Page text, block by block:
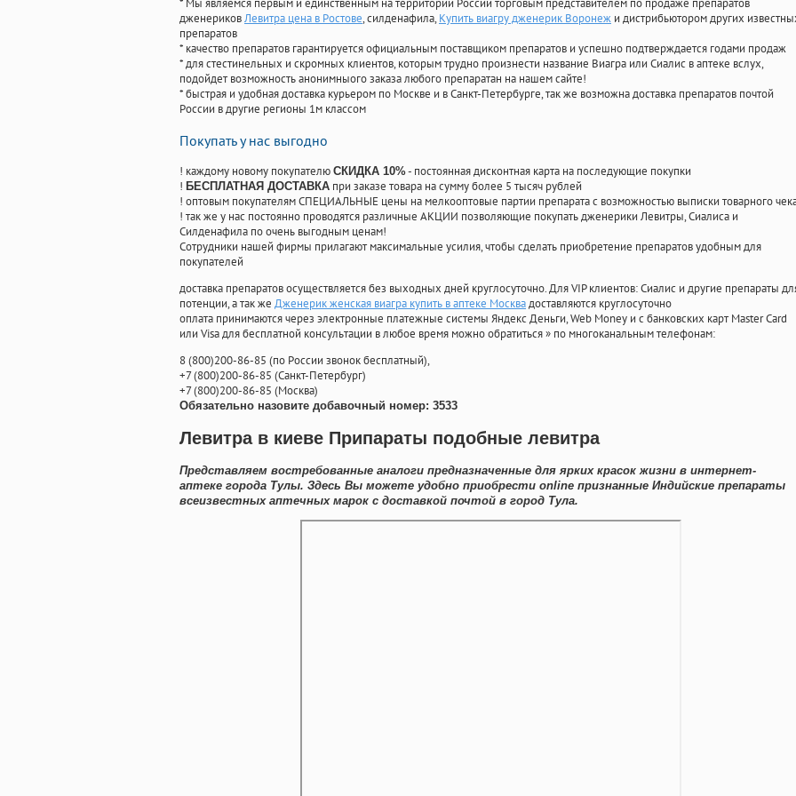
* Мы являемся первым и единственным на территории России торговым представителем по продаже препаратов
дженериковЛевитра цена в Ростове, силденафила, Купить виагру дженерик Воронеж и дистрибьютором других
препаратов
* качество препаратов гарантируется официальным поставщиком препаратов и успешно подтверждается годами продаж
* для стестинельных и скромных клиентов, которым трудно произнести название Виагра или Сиалис в аптеке вслух,
подойдет возможность анонимныого заказа любого препаратан на нашем сайте!
* быстрая и удобная доставка курьером по Москве и в Санкт-Петербурге, так же возможна доставка препаратов почтой
России в другие регионы 1м классом
Покупать у нас выгодно
! каждому новому покупателю СКИДКА 10%- постоянная дисконтная карта на последующие покупки
! БЕСПЛАТНАЯ ДОСТАВКА при заказе товара на сумму более 5 тысяч рублей
! оптовым покупателям СПЕЦИАЛЬНЫЕ цены на мелкооптовые партии препарата с возможностью выписки товарного
! так же у нас постоянно проводятся различные АКЦИИ позволяющие покупать дженерики Левитры, Сиалиса и
Силденафила по очень выгодным ценам!
Cотрудники нашей фирмы прилагают максимальные усилия, чтобы сделать приобретение препаратов удобным для
покупателей
доставка препаратов осуществляется без выходных дней круглосуточно. Для VIP клиентов: Сиалис и другие препараты
потенции, а так же Дженерик женская виагра купить в аптеке Москвадоставляются круглосуточно
оплата принимаются через электронные платежные системы Яндекс Деньги, Web Money и с банковских карт Master Card
или Visa для бесплатной консультации в любое время можно обратиться» по многоканальным телефонам:
8(800)200-86-85 (по России звонок бесплатный),
+7(800)200-86-85 (Санкт-Петербург)
+7(800)200-86-85 (Москва)
Обязательно назовите добавочный номер: 3533
Левитра в киеве Припараты подобные левитра
Представляем востребованные аналоги предназначенные для ярких красок жизни в интернет-
аптеке города Тулы. Здесь Вы можете удобно приобрести online признанные Индийские препараты
всеизвестных аптечных марок с доставкой почтой в город Тула.